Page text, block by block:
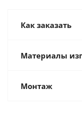
Как заказать
Материалы
Монтаж